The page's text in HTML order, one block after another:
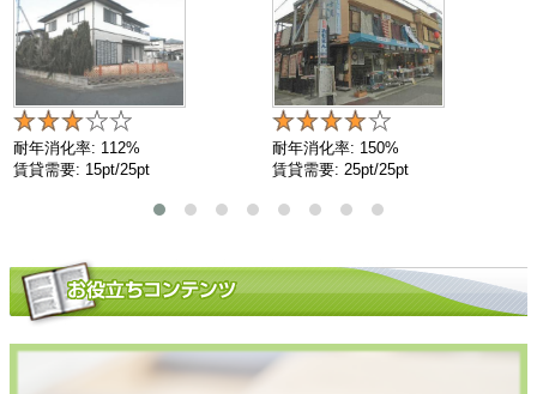
耐年消化率: 112%
賃貸需要: 15pt/25pt
耐年消化率: 150%
賃貸需要: 25pt/25pt